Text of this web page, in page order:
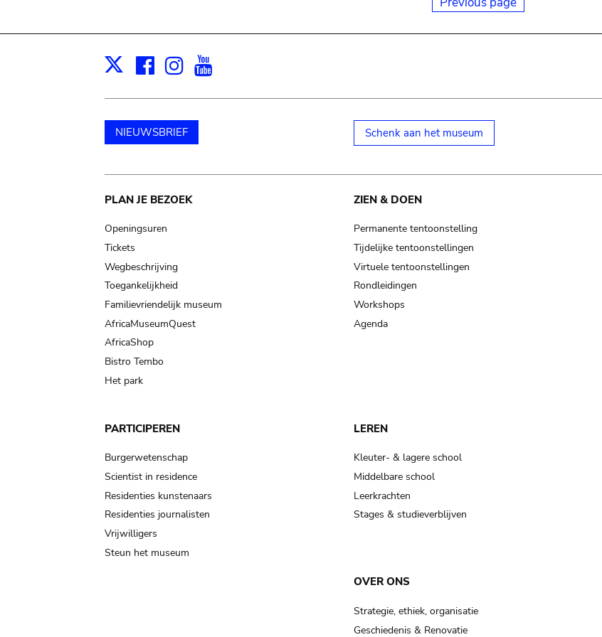
X Facebook
Instagram
NIEUWSBRIEF Schenk aan het museum
Main
navigation
PLAN JE BEZOEK
Openingsuren
Tickets
Wegbeschrijving
Toegankelijkheid
Familievriendelijk museum
AfricaMuseumQuest
AfricaShop
Bistro Tembo
Het park
ZIEN & DOEN
Permanente tentoonstelling
Tijdelijke tentoonstellingen
Virtuele tentoonstellingen
Rondleidingen
Workshops
Agenda
PARTICIPEREN
Burgerwetenschap
Scientist in residence
Residenties kunstenaars
Residenties journalisten
Vrijwilligers
Steun het museum
LEREN
Kleuter- & lagere school
Middelbare school
Leerkrachten
Stages & studieverblijven
OVER ONS
Strategie, ethiek, organisatie
Geschiedenis & Renovatie